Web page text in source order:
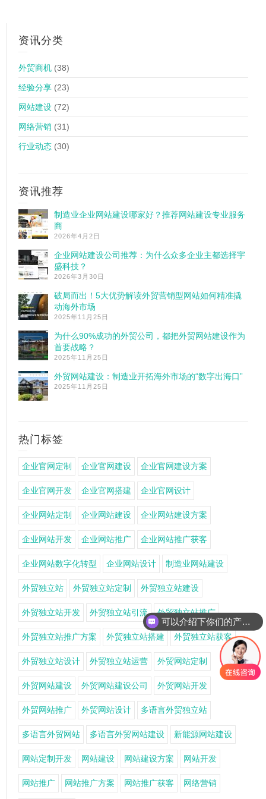
资讯分类
外贸商机 (38)
经验分享 (23)
网站建设 (72)
网络营销 (31)
行业动态 (30)
资讯推荐
制造业企业网站建设哪家好？推荐网站建设专业服务
商
2026年4月2日
企业网站建设公司推荐：为什么众多企业主都选择宇
盛科技？
2026年3月30日
破局而出！5大优势解读外贸营销型网站如何精准撬
动海外市场
2025年11月25日
为什么90%成功的外贸公司，都把外贸网站建设作为
首要战略？
2025年11月25日
外贸网站建设：制造业开拓海外市场的“数字出海口”
2025年11月25日
热门标签
企业官网定制 企业官网建设 企业官网建设方案
企业官网开发 企业官网搭建 企业官网设计
企业网站定制 企业网站建设 企业网站建设方案
企业网站开发 企业网站推广 企业网站推广获客
企业网站数字化转型 企业网站设计 制造业网站建设
外贸独立站 外贸独立站定制 外贸独立站建设
外贸独立站开发 外贸独立站引流 外贸独立站推广
外贸独立站推广方案 外贸独立站搭建 外贸独立站获客
外贸独立站设计 外贸独立站运营 外贸网站定制
外贸网站建设 外贸网站建设公司 外贸网站开发
外贸网站推广 外贸网站设计 多语言外贸独立站
多语言外贸网站 多语言外贸网站建设 新能源网站建设
网站定制开发 网站建设 网站建设方案 网站开发
网站推广 网站推广方案 网站推广获客 网络营销
可以介绍下你们的产品么